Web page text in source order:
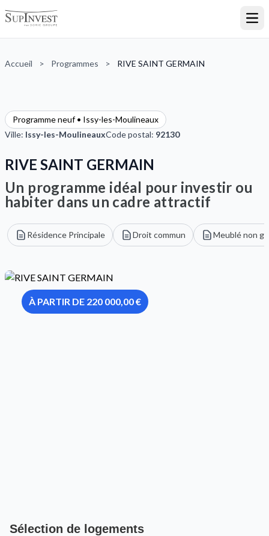
Accueil > Programmes > RIVE SAINT GERMAIN
Programme neuf • Issy-les-Moulineaux
Ville: Issy-les-MoulineauxCode postal: 92130
RIVE SAINT GERMAIN
Un programme idéal pour investir ou
habiter dans un cadre attractif
Résidence Principale Droit commun Meublé non
À PARTIR DE 220 000,00 €
Sélection de logements